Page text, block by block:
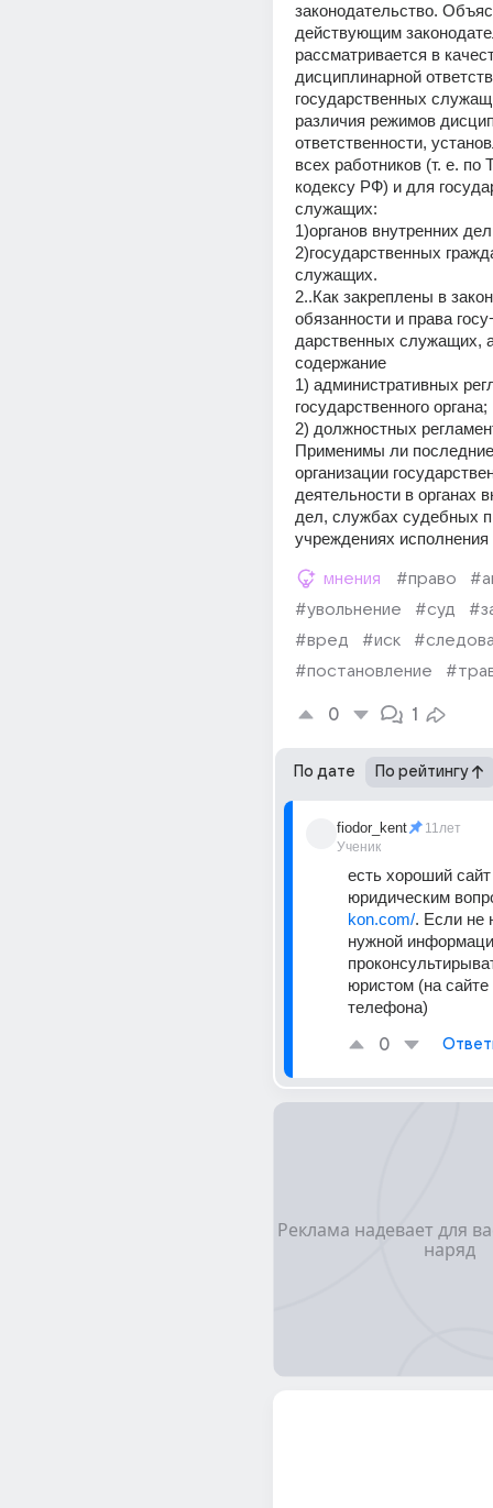
законодательство.
действующим
рассматривается в
дисциплинарной
государственных
различия режимов
ответственности,
всех работников (т. е. по
кодексу РФ) и для
служащих:
1)органов внутренних
2)государственных
служащих.
2..Как закреплены в
обязанности и права
дарственных служащих,
содержание
1) административных
государственного органа;
2) должностных
Применимы ли
организации
деятельности в органах
дел, службах судебных
учреждениях исполнения
мнения #право
#увольнение
#суд
#вред
#иск
#постановление
0 1
По дате По рейтингу
fiodor_kent
Ученик
11лет
есть хороший
юридическим
kon.com/. Если не
нужной
юристом (на
телефона)
0